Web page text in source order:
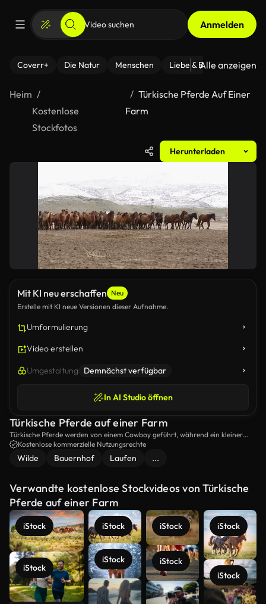
Anmelden
Coverr+ Die Natur Menschen Liebe & Beziehungen
Alle anzeigen
Heim
Kostenlose
Stockfotos
Türkische Pferde Auf Einer
Farm
Herunterladen
Mit KI neu erschaffen Neu
Erstelle mit KI neue Versionen dieser Aufnahme.
Umformulierung
Video erstellen
Umgestaltung Demnächst verfügbar
In AI Studio öffnen
Türkische Pferde auf einer Farm
Türkische Pferde werden von einem Cowboy geführt, während ein kleiner
Hund in der Nähe läuft.
Kostenlose kommerzielle Nutzungsrechte
Wilde Bauernhof Laufen ...
Verwandte kostenlose Stockvideos von Türkische
Pferde auf einer Farm
iStock
iStock
iStock
iStock
iStock
iStock
iStock
iStock
Mehr